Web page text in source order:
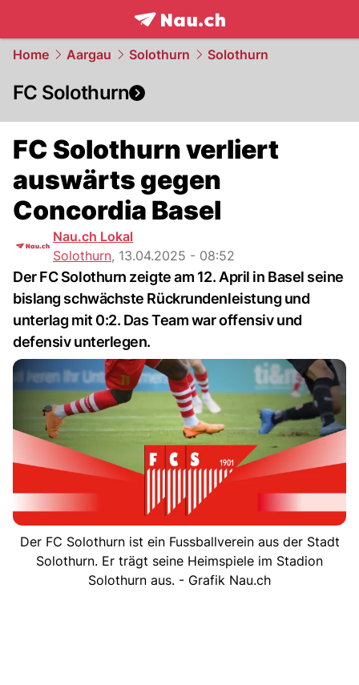
frontpage.NAU.ch
Home Aargau Solothurn Solothurn
FC Solothurn
FC Solothurn verliert
auswärts gegen
Concordia Basel
Nau.ch Lokal
Solothurn, 13.04.2025 - 08:52
Der FC Solothurn zeigte am 12. April in Basel seine
bislang schwächste Rückrundenleistung und
unterlag mit 0:2. Das Team war offensiv und
defensiv unterlegen.
Der FC Solothurn ist ein Fussballverein aus der Stadt
Solothurn. Er trägt seine Heimspiele im Stadion
Solothurn aus. - Grafik Nau.ch